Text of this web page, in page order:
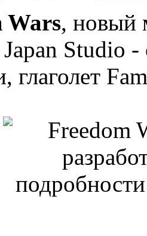
Wars, новый
Japan Studio
глаголет